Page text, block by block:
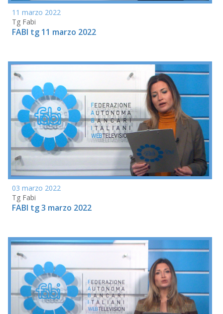
11 marzo 2022
Tg Fabi
FABI tg 11 marzo 2022
03 marzo 2022
Tg Fabi
FABI tg 3 marzo 2022